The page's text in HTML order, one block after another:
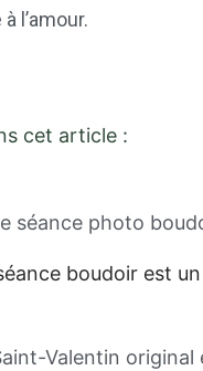
l’amour.
cet article :
séance photo
boudoir est
Valentin original